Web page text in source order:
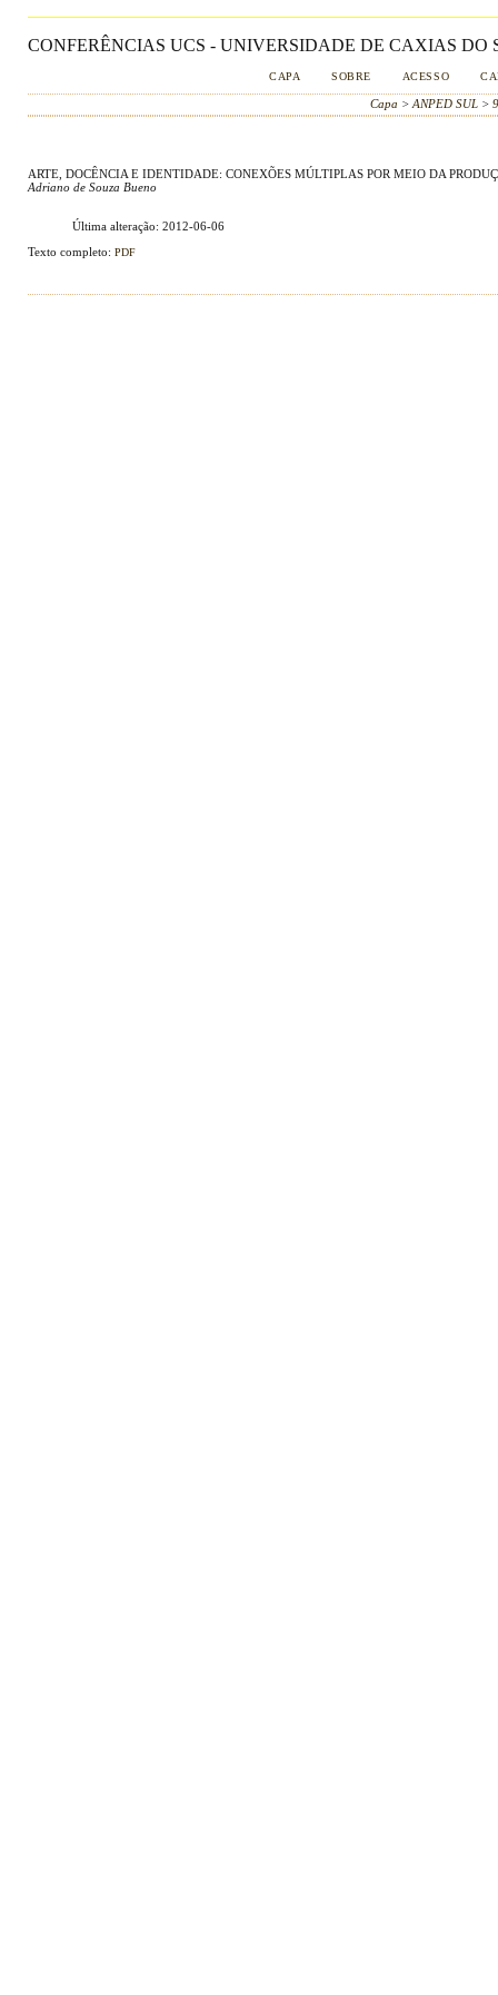
CONFERÊNCIAS UCS - UNIVERSIDADE DE CAXIAS DO
CAPA SOBRE ACESSO
Capa > ANPED SUL >
ARTE, DOCÊNCIA E IDENTIDADE: CONEXÕES MÚLTIPLAS POR MEIO DA
Adriano de Souza Bueno
Última alteração: 2012-06-06
Texto completo: PDF